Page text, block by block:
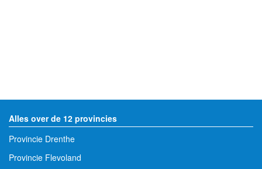
Alles over de 12 provincies
Provincie Drenthe
Provincie Flevoland